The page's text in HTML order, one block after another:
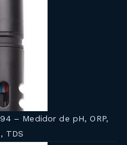
– Medidor de pH, ORP,
TDS